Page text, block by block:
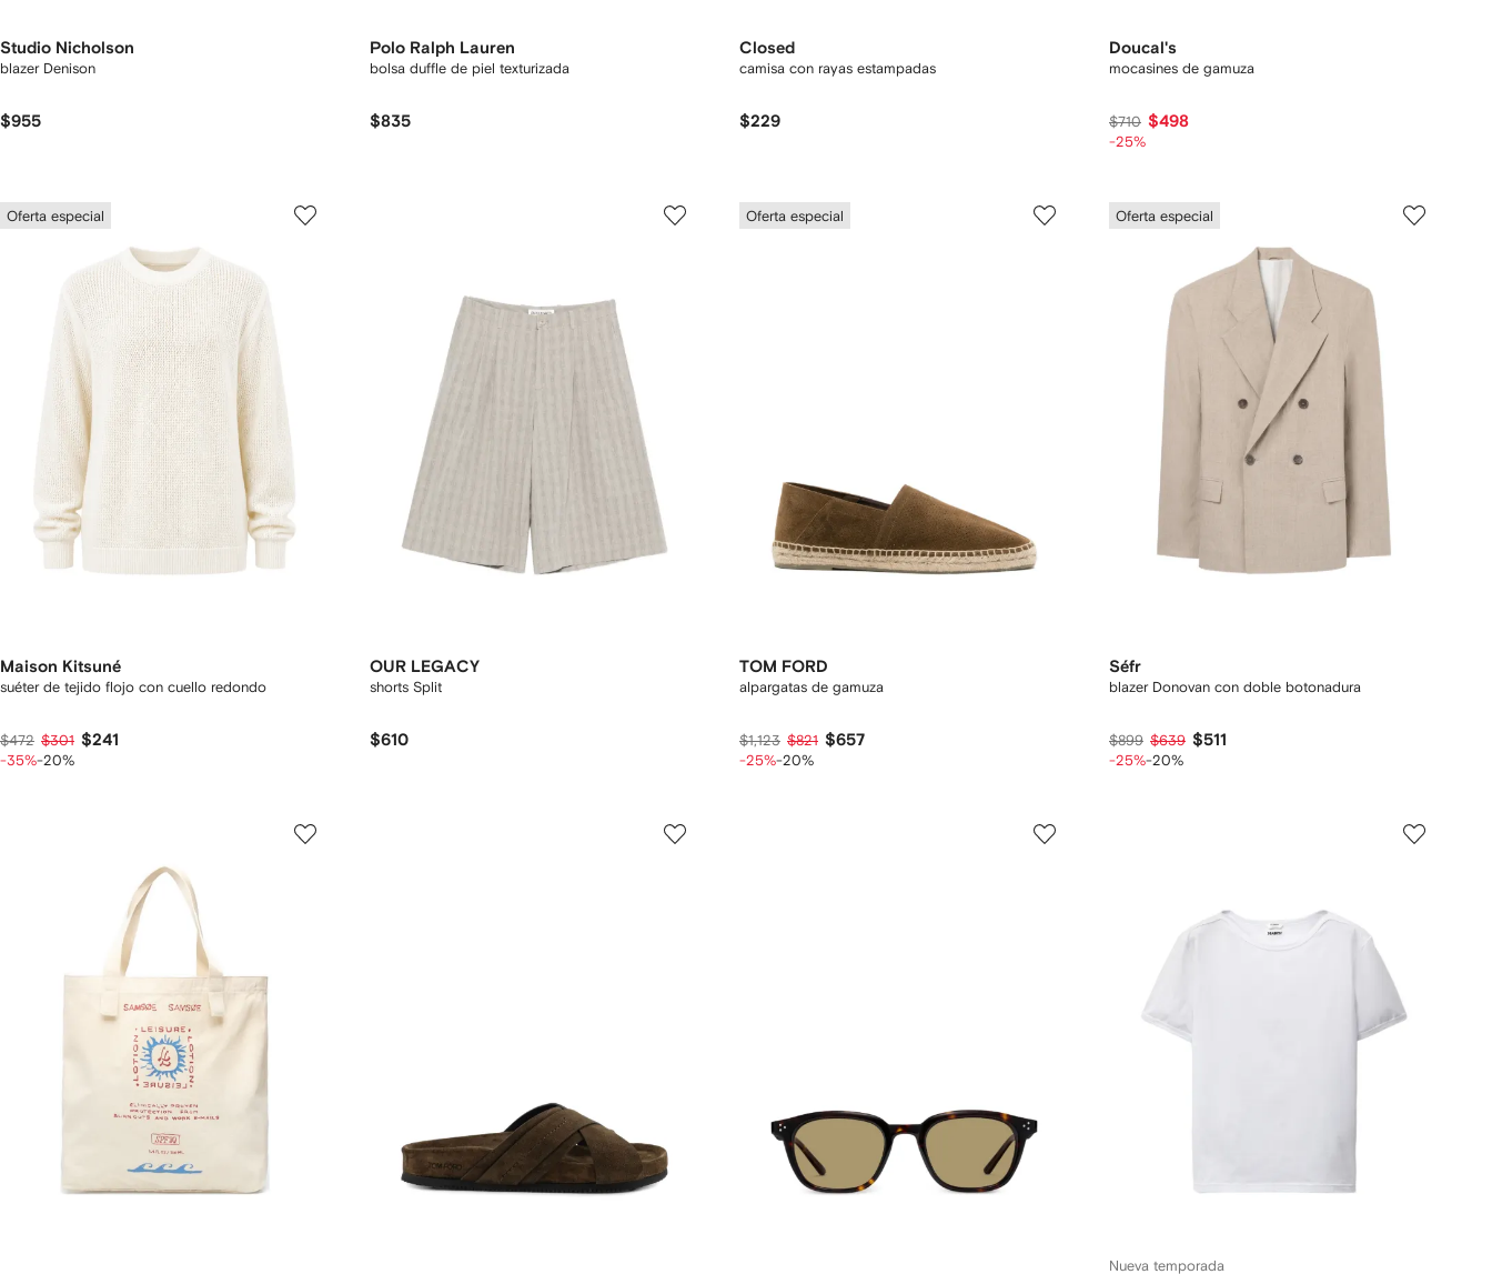
Studio Nicholson
blazer Denison
$955
Polo Ralph Lauren
bolsa duffle de piel texturizada
$835
Closed
camisa con rayas estampadas
$229
Doucal's
mocasines de gamuza
$710 $498
-25%
Oferta especial
Maison Kitsuné
suéter de tejido flojo con cuello redondo
$472 $301 $241
-35%-20%
OUR LEGACY
shorts Split
$610
Oferta especial
TOM FORD
alpargatas de gamuza
$1,123 $821 $657
-25%-20%
Oferta especial
Séfr
blazer Donovan con doble botonadura
$899 $639 $511
-25%-20%
Nueva temporada